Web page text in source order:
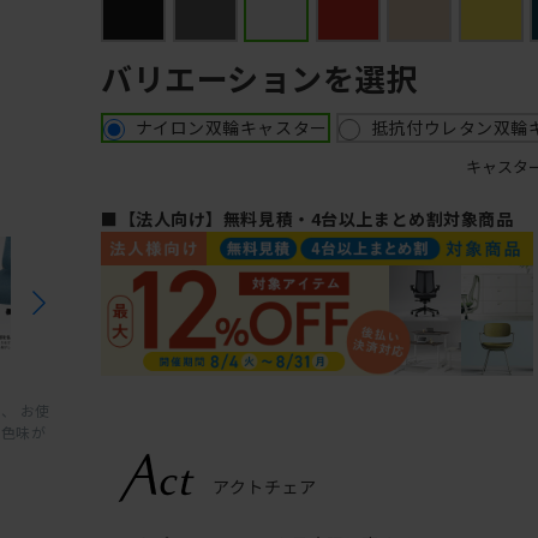
お使
味が
バリエーションを選択
ナイロン双輪キャスター 抵抗付ウレタン双輪
キャスタ
■【法人向け】無料見積・4台以上まとめ割対象商品